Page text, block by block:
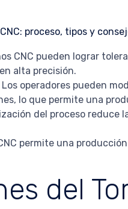
CNC pueden lograr
alta precisión.
Los operadores pueden
lo que permite una
del proceso reduce
permite una
del